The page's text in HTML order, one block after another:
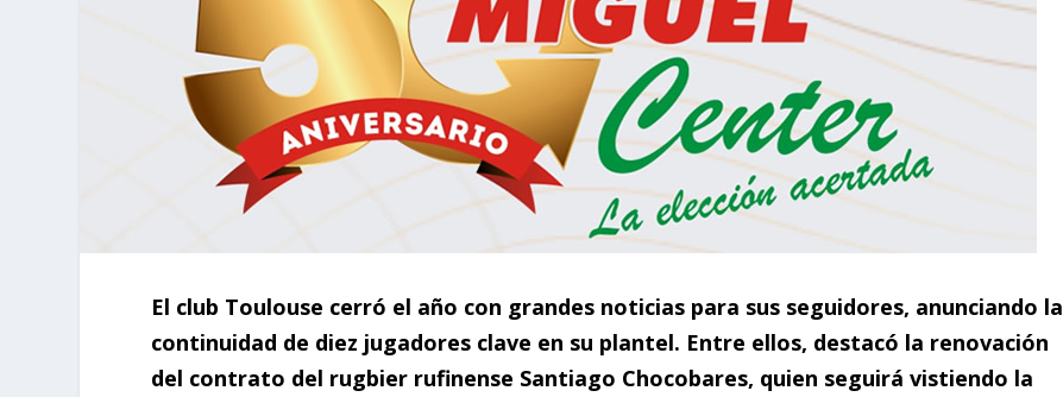
El club Toulouse cerró el año con grandes noticias para sus seguidores, anunciando la
continuidad de diez jugadores clave en su plantel. Entre ellos, destacó la renovación
del contrato del rugbier rufinense Santiago Chocobares, quien seguirá vistiendo la